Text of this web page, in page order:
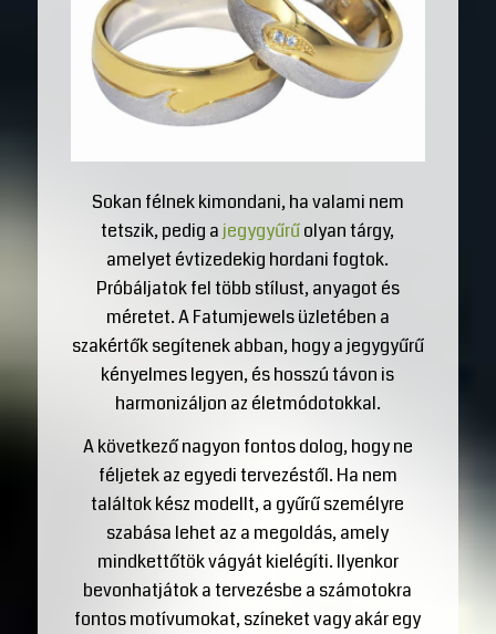
Sokan félnek kimondani, ha valami nem
tetszik, pedig a jegygyűrűolyan tárgy,
amelyet évtizedekig hordani fogtok.
Próbáljatok fel több stílust, anyagot és
méretet. A Fatumjewels üzletében a
szakértők segítenek abban, hogy a jegygyűrű
kényelmes legyen, és hosszú távon is
harmonizáljon az életmódotokkal.
A következő nagyon fontos dolog, hogy ne
féljetek az egyedi tervezéstől. Ha nem
találtok kész modellt, a gyűrű személyre
szabása lehet az a megoldás, amely
mindkettőtök vágyát kielégíti. Ilyenkor
bevonhatjátok a tervezésbe a számotokra
fontos motívumokat, színeket vagy akár egy